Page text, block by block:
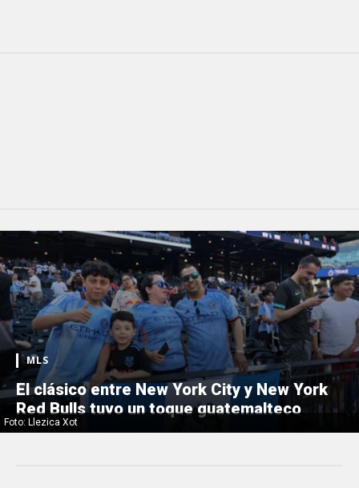
Foto: Llezica Xot
MLS
El clásico entre New York City y New York
Red Bulls tuvo un toque guatemalteco